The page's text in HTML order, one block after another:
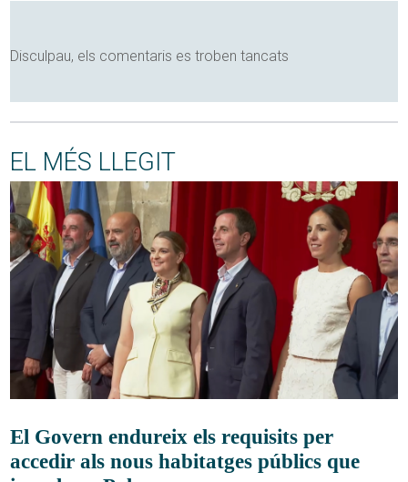
Disculpau, els comentaris es troben tancats
EL MÉS LLEGIT
El Govern endureix els requisits per
accedir als nous habitatges públics que